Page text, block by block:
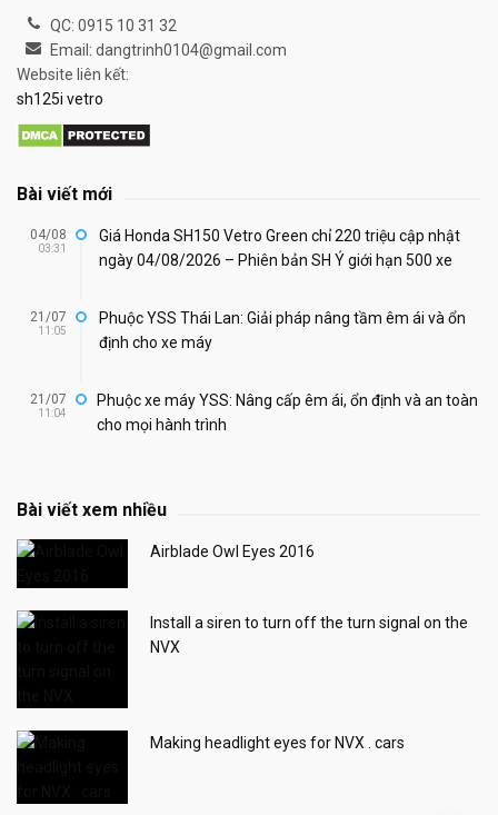
QC: 0915 10 31 32
Email: dangtrinh0104@gmail.com
Website liên kết:
sh125i vetro
Bài viết mới
04/08
03:31
Giá Honda SH150 Vetro Green chỉ 220 triệu cập nhật
ngày 04/08/2026 – Phiên bản SH Ý giới hạn 500 xe
21/07
11:05
Phuộc YSS Thái Lan: Giải pháp nâng tầm êm ái và ổn
định cho xe máy
21/07
11:04
Phuộc xe máy YSS: Nâng cấp êm ái, ổn định và an toàn
cho mọi hành trình
Bài viết xem nhiều
Airblade Owl Eyes 2016
Install a siren to turn off the turn signal on the
NVX
Making headlight eyes for NVX . cars